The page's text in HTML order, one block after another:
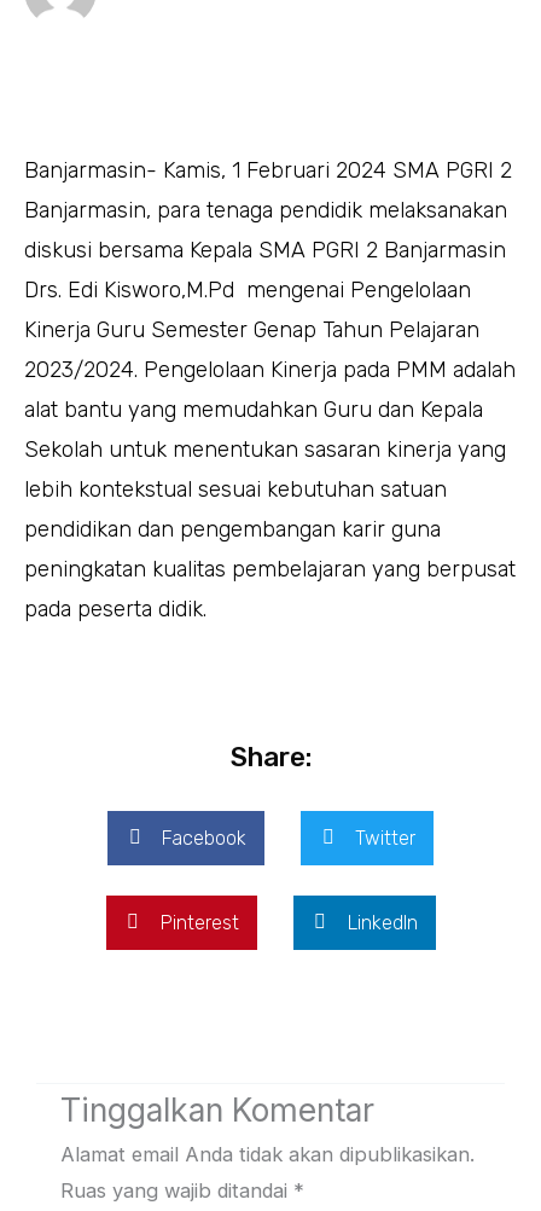
Banjarmasin- Kamis, 1 Februari 2024 SMA PGRI 2
Banjarmasin, para tenaga pendidik melaksanakan
diskusi bersama Kepala SMA PGRI 2 Banjarmasin
Drs. Edi Kisworo,M.Pd mengenai Pengelolaan
Kinerja Guru Semester Genap Tahun Pelajaran
2023/2024. Pengelolaan Kinerja pada PMM adalah
alat bantu yang memudahkan Guru dan Kepala
Sekolah untuk menentukan sasaran kinerja yang
lebih kontekstual sesuai kebutuhan satuan
pendidikan dan pengembangan karir guna
peningkatan kualitas pembelajaran yang berpusat
pada peserta didik.
Share:
Facebook Twitter
Pinterest LinkedIn
Tinggalkan Komentar
Alamat email Anda tidak akan dipublikasikan.
Ruas yang wajib ditandai *